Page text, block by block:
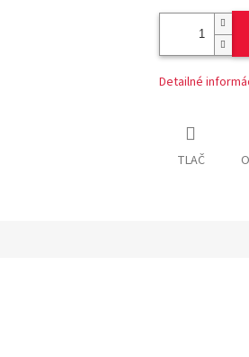
Detailné
TLAČ